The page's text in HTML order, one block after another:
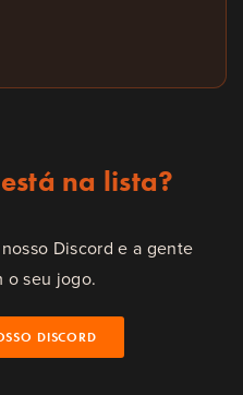
na lista?
Discord e a gente
o seu jogo.
DISCORD